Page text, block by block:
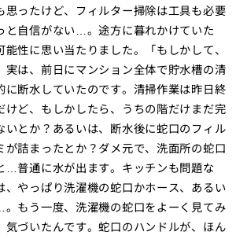
思ったけど、フィルター掃除は工具も必要
と自信がない…。途方に暮れかけていた
性に思い当たりました。「もしかして、
は、前日にマンション全体で貯水槽の清
に断水していたのです。清掃作業は昨日終
けど、もしかしたら、うちの階だけまだ完
いとか？あるいは、断水後に蛇口のフィル
が詰まったとか？ダメ元で、洗面所の蛇口
…普通に水が出ます。キッチンも問題な
、やっぱり洗濯機の蛇口かホース、あるい
もう一度、洗濯機の蛇口をよーく見てみ
気づいたんです。蛇口のハンドルが、ほん